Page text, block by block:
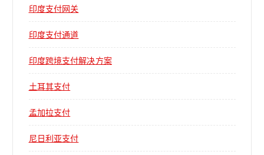
印度支付网关
印度支付通道
印度跨境支付解决方案
土耳其支付
孟加拉支付
尼日利亚支付